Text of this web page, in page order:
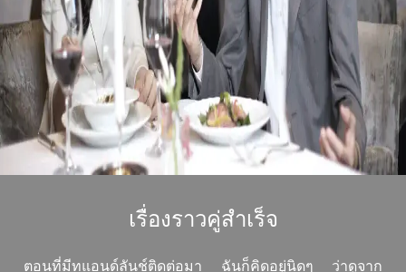
เรื่องราวคู่สำเร็จ
ตอนที่มีทแอนด์ลันช์ติดต่อมา ฉันก็คิดอยู่นิดๆ ว่าดูจาก